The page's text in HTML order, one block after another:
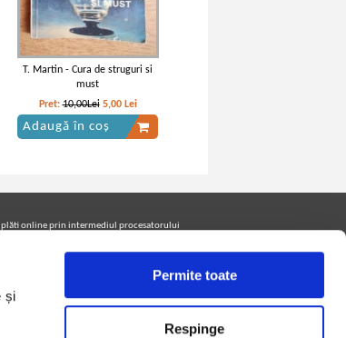
și
Permite toate
Respinge
T. Martin - Cura de struguri si
must
Pret:10,00Lei 5,00 Lei
Adaugă în coș
plăti online prin intermediul procesatorului
ne pe facebook pentru a fi la curent cu